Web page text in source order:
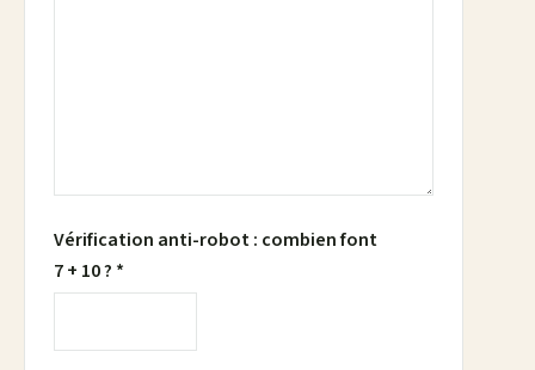
Vérification anti-robot : combien font
7 + 10 ? *